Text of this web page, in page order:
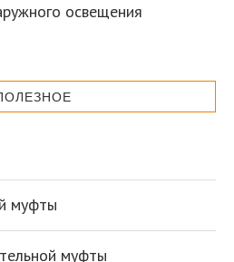
освещения
муфты
муфты